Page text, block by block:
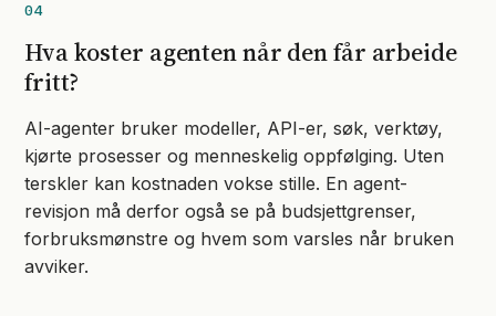
04
Hva koster agenten når den får arbeide
fritt?
AI-agenter bruker modeller, API-er, søk, verktøy,
kjørte prosesser og menneskelig oppfølging. Uten
terskler kan kostnaden vokse stille. En agent-
revisjon må derfor også se på budsjettgrenser,
forbruksmønstre og hvem som varsles når bruken
avviker.